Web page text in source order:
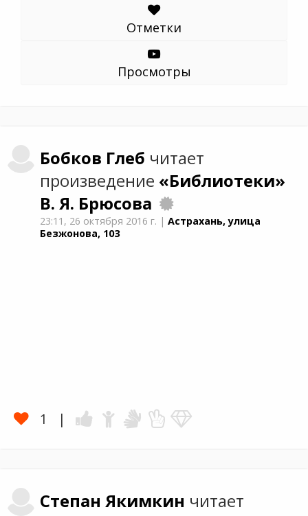
Отметки
Просмотры
Бобков Глеб читает
произведение «Библиотеки»
В. Я. Брюсова
23:11, 26 октября 2016 г. |Астрахань, улица
Безжонова, 103
1
Степан Якимкин читает